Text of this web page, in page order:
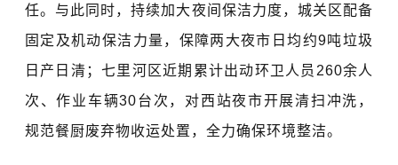
任。与此同时，持续加大夜间保洁力度，城关区配备
固定及机动保洁力量，保障两大夜市日均约9吨垃圾
日产日清；七里河区近期累计出动环卫人员260余人
次、作业车辆30台次，对西站夜市开展清扫冲洗，
规范餐厨废弃物收运处置，全力确保环境整洁。